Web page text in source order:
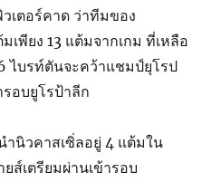
เตอร์คาด ว่าทีมของ
เพียง 13 แต้มจากเกม ที่เหลือ
ไบรท์ตันจะคว้าแชมป์ยุโรป
รอบยูโรป้าลีก
ำนิวคาสเซิ่ลอยู่ 4 แต้มใน
ส์เตรียมผ่านเข้ารอบ